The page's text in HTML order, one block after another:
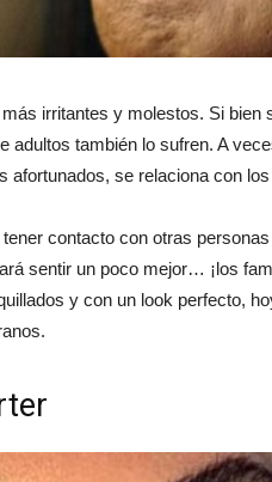
irritantes y molestos. Si bien
adultos también lo sufren. A
afortunados, se relaciona con
contacto con otras
sentir un poco mejor… ¡los
y con un look perfecto,